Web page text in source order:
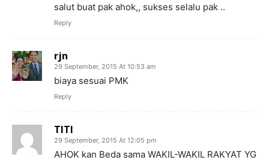
salut buat pak ahok,, sukses selalu pak ..
Reply
rjn
29 September, 2015 At 10:53 am
biaya sesuai PMK
Reply
TITI
29 September, 2015 At 12:05 pm
AHOK kan Beda sama WAKIL-WAKIL RAKYAT YG